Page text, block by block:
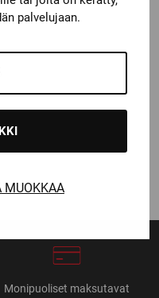
palvelujaan.
MUOKKAA
Monipuoliset maksutavat